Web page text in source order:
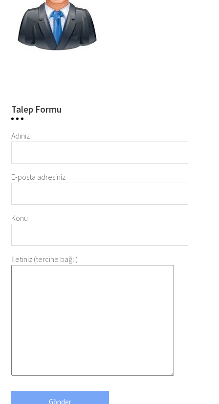
Talep Formu
Adınız
E-posta adresiniz
Konu
İletiniz (tercihe bağlı)